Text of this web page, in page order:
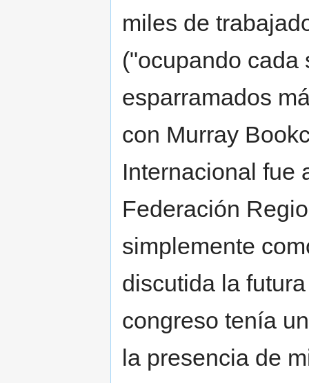
miles de
("ocupando cada
esparramados
con Murray
Internacional fue
Federación
simplemente
discutida la
congreso tenía
la presencia de